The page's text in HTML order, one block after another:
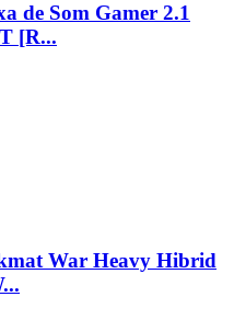
de Som Gamer 2.1
[R...
War Heavy Hibrid